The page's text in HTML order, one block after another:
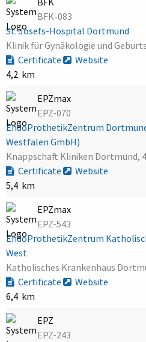
BFK-083
St. Josefs-Hospital Dortmund
Klinik für Gynäkologie und
Certificate
Website
4,2 km
EPZmax
EPZ-070
EndoProthetikZentrum
Westfalen GmbH)
Knappschaft Kliniken Dortmund,
Certificate
Website
5,4 km
EPZmax
EPZ-543
EndoProthetikZentrum
West
Katholisches Krankenhaus
Certificate
Website
6,4 km
EPZ
EPZ-243